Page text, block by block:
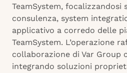
TeamSystem, focalizzandosi
consulenza, system
applicativo a corredo delle
TeamSystem. L’operazione
collaborazione di Var Group
integrando soluzioni